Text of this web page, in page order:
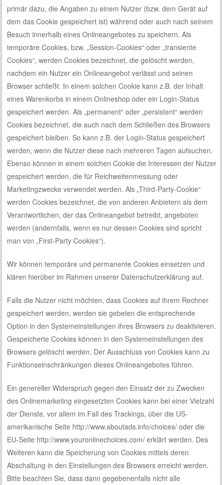
primär dazu, die Angaben zu einem Nutzer (bzw. dem Gerät auf
dem das Cookie gespeichert ist) während oder auch nach seinem
Besuch innerhalb eines Onlineangebotes zu speichern. Als
temporäre Cookies, bzw. „Session-Cookies“ oder „transiente
Cookies“, werden Cookies bezeichnet, die gelöscht werden,
nachdem ein Nutzer ein Onlineangebot verlässt und seinen
Browser schließt. In einem solchen Cookie kann z.B. der Inhalt
eines Warenkorbs in einem Onlineshop oder ein Login-Status
gespeichert werden. Als „permanent“ oder „persistent“ werden
Cookies bezeichnet, die auch nach dem Schließen des Browsers
gespeichert bleiben. So kann z.B. der Login-Status gespeichert
werden, wenn die Nutzer diese nach mehreren Tagen aufsuchen.
Ebenso können in einem solchen Cookie die Interessen der Nutzer
gespeichert werden, die für Reichweitenmessung oder
Marketingzwecke verwendet werden. Als „Third-Party-Cookie“
werden Cookies bezeichnet, die von anderen Anbietern als dem
Verantwortlichen, der das Onlineangebot betreibt, angeboten
werden (andernfalls, wenn es nur dessen Cookies sind spricht
man von „First-Party Cookies“).
Wir können temporäre und permanente Cookies einsetzen und
klären hierüber im Rahmen unserer Datenschutzerklärung auf.
Falls die Nutzer nicht möchten, dass Cookies auf ihrem Rechner
gespeichert werden, werden sie gebeten die entsprechende
Option in den Systemeinstellungen ihres Browsers zu deaktivieren.
Gespeicherte Cookies können in den Systemeinstellungen des
Browsers gelöscht werden. Der Ausschluss von Cookies kann zu
Funktionseinschränkungen dieses Onlineangebotes führen.
Ein genereller Widerspruch gegen den Einsatz der zu Zwecken
des Onlinemarketing eingesetzten Cookies kann bei einer Vielzahl
der Dienste, vor allem im Fall des Trackings, über die US-
amerikanische Seite http://www.aboutads.info/choices/oder die
EU-Seite http://www.youronlinechoices.com/erklärt werden. Des
Weiteren kann die Speicherung von Cookies mittels deren
Abschaltung in den Einstellungen des Browsers erreicht werden.
Bitte beachten Sie, dass dann gegebenenfalls nicht alle